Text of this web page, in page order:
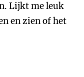
Lijkt me leuk
en zien of het